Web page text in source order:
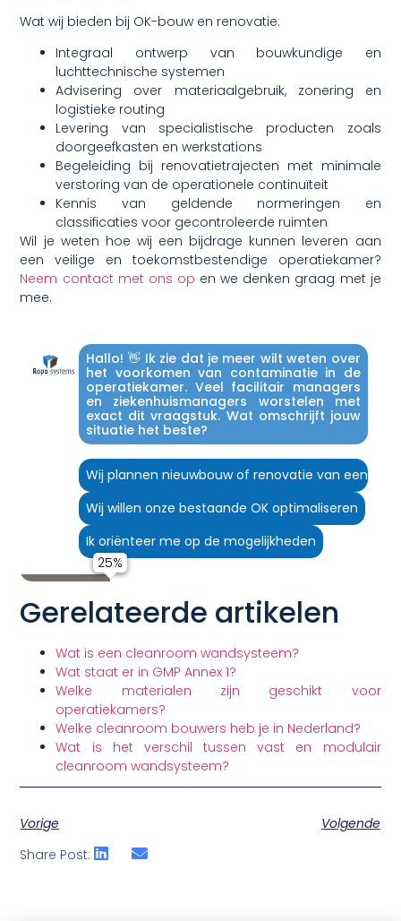
Wat wij bieden bij OK-bouw en renovatie:
Integraal ontwerp van bouwkundige en
luchttechnische systemen
Advisering over materiaalgebruik, zonering en
logistieke routing
Levering van specialistische producten zoals
doorgeefkasten en werkstations
Begeleiding bij renovatietrajecten met minimale
verstoring van de operationele continuïteit
Kennis van geldende normeringen en
classificaties voor gecontroleerde ruimten
Wil je weten hoe wij een bijdrage kunnen leveren aan
een veilige en toekomstbestendige operatiekamer?
Neem contact met ons op en we denken graag met je
mee.
Hallo! 👋 Ik zie dat je meer wilt weten over
het voorkomen van contaminatie in de
operatiekamer. Veel facilitair managers
en ziekenhuismanagers worstelen met
exact dit vraagstuk. Wat omschrijft jouw
situatie het beste?
Wij plannen nieuwbouw of renovatie van een OK
Wij willen onze bestaande OK optimaliseren
Ik oriënteer me op de mogelijkheden
Gerelateerde artikelen
Wat is een cleanroom wandsysteem?
Wat staat er in GMP Annex 1?
Welke materialen zijn geschikt voor
operatiekamers?
Welke cleanroom bouwers heb je in Nederland?
Wat is het verschil tussen vast en modulair
cleanroom wandsysteem?
Vorige
Volgende
Share Post: